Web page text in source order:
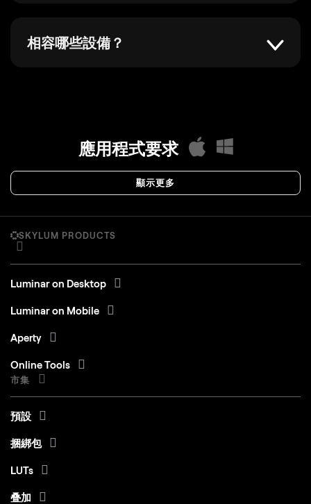
相容哪些設備？
應用程式要求
macOS
Mac 款式
Pro、iMac、iMac Pro、Mac Pro、
Mac mini、2010 年初或更新機型
處理器
RAM
磁盤空間
顯示更多
SKYLUM PRODUCTS
Luminar on Desktop
Luminar on Mobile
Aperty
Online Tools
市集
預設
捆綁包
LUTs
叠加